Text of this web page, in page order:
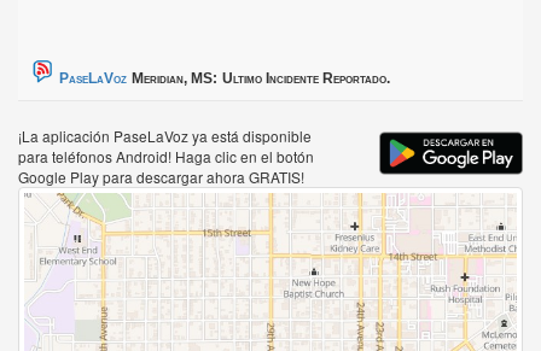
PaseLaVoz Meridian, MS: Ultimo Incidente Reportado.
¡La aplicación PaseLaVoz ya está disponible
para teléfonos Android! Haga clic en el botón
Google Play para descargar ahora GRATIS!